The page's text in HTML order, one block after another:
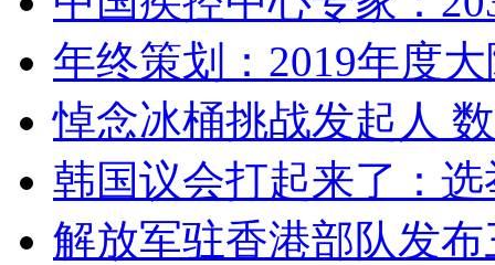
年终策划：2019年度
悼念冰桶挑战发起人
韩国议会打起来了：
解放军驻香港部队发